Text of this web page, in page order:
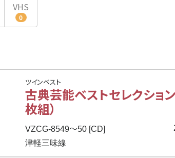
VHS
0
ツインベスト
古典芸能ベストセレクション
枚組）
VZCG-8549〜50 [CD]
津軽三味線